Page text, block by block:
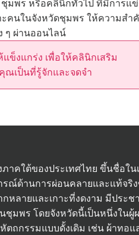
มพร หรือคลินิกทั่วไป ที่มีการแ
ะคนในจังหวัดชุมพร ให้ความส
ๆ ผ่านออนไลน์
ข็งแกร่ง เพื่อให้คลินิกเสริม
ณเป็นที่รู้จักและจดจำ
ภาคใต้ของประเทศไทย ขึ้นชื่อใ
ณ์ด้านการผ่อนคลายและแท้จริ
หลายและเกาะที่งดงาม มีประ
มพร โดยจังหวัดนี้เป็นหนึ่งในผู้
ตถกรรมแบบดั้งเดิม เช่น ผ้าท